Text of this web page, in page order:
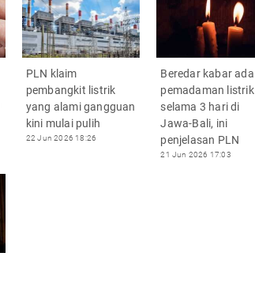
PLN klaim
pembangkit listrik
yang alami gangguan
kini mulai pulih
22 Jun 2026 18:26
Beredar kabar ada
pemadaman listrik
selama 3 hari di
Jawa-Bali, ini
penjelasan PLN
21 Jun 2026 17:03